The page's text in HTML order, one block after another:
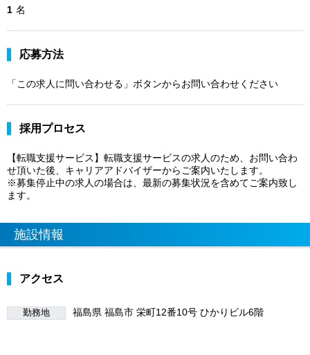
1 名
応募方法
「この求人に問い合わせる」ボタンからお問い合わせください
採用プロセス
【転職支援サービス】転職支援サービスの求人のため、お問い合わ
せ頂いた後、キャリアアドバイザーからご案内いたします。
※募集停止中の求人の場合は、最新の募集状況を含めてご案内致し
ます。
施設情報
アクセス
勤務地 福島県 福島市 栄町12番10号 ひかりビル6階